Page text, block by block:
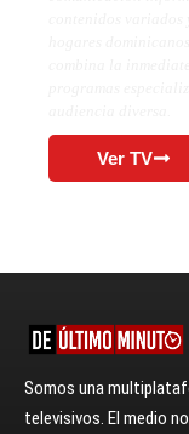
Ver TV
Somos una
televisivos. El medio